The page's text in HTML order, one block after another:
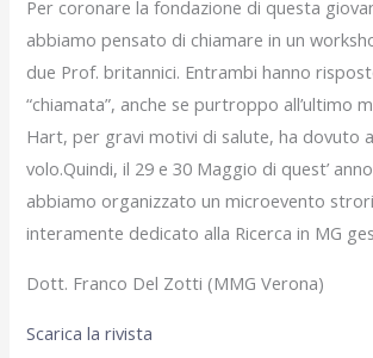
Per coronare la fondazione di questa
abbiamo pensato di chiamare in un
due Prof. britannici. Entrambi hanno
“chiamata”, anche se purtroppo all’ultimo
Hart, per gravi motivi di salute, ha dovuto
volo.Quindi, il 29 e 30 Maggio di quest’
abbiamo organizzato un microevento
interamente dedicato alla Ricerca in MG
Dott. Franco Del Zotti (MMG Verona)
Scarica la rivista